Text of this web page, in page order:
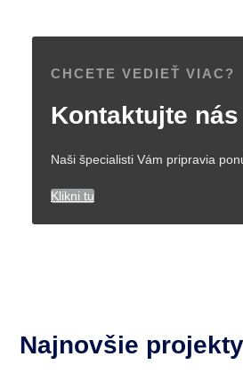
CHCETE VEDIEŤ VIAC?
Kontaktujte nás
Naši špecialisti Vám pripravia
Klikni tu
Najnovšie projekty